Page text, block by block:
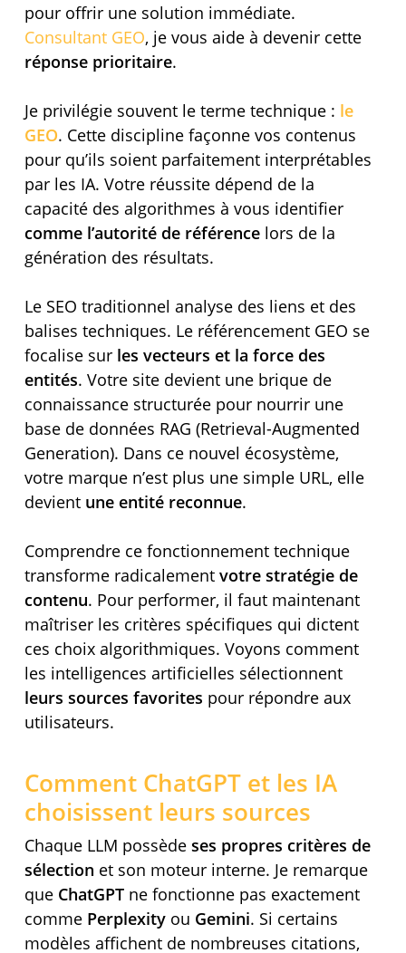
pour offrir une solution immédiate.
Consultant GEO, je vous aide à devenir cette
réponse prioritaire.
Je privilégie souvent le terme technique : le
GEO. Cette discipline façonne vos contenus
pour qu’ils soient parfaitement interprétables
par les IA. Votre réussite dépend de la
capacité des algorithmes à vous identifier
comme l’autorité de référencelors de la
génération des résultats.
Le SEO traditionnel analyse des liens et des
balises techniques. Le référencement GEO se
focalise sur les vecteurs et la force des
entités. Votre site devient une brique de
connaissance structurée pour nourrir une
base de données RAG (Retrieval-Augmented
Generation). Dans ce nouvel écosystème,
votre marque n’est plus une simple URL, elle
devient une entité reconnue.
Comprendre ce fonctionnement technique
transforme radicalement votre stratégie de
contenu. Pour performer, il faut maintenant
maîtriser les critères spécifiques qui dictent
ces choix algorithmiques. Voyons comment
les intelligences artificielles sélectionnent
leurs sources favorites pour répondre aux
utilisateurs.
Comment ChatGPT et les IA
choisissent leurs sources
Chaque LLM possède ses propres critères de
sélection et son moteur interne. Je remarque
que ChatGPTne fonctionne pas exactement
comme Perplexityou Gemini. Si certains
modèles affichent de nombreuses citations,